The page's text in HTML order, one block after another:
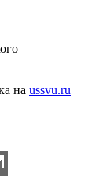
на ussvu.ru